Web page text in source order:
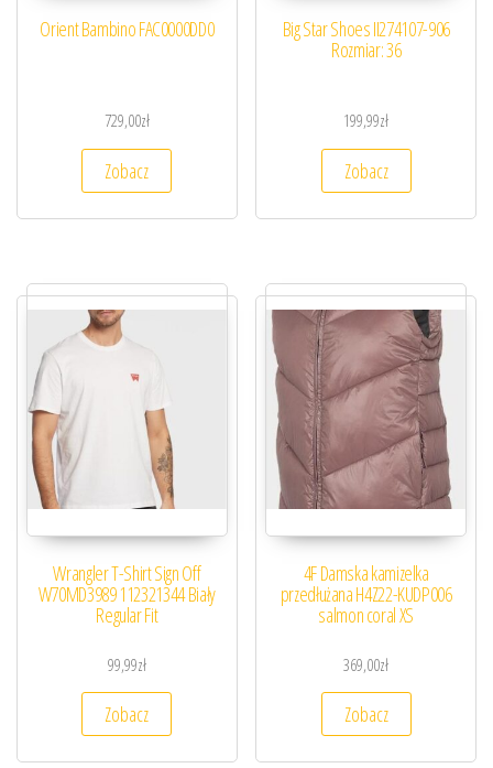
Orient Bambino FAC0000DD0
729,00zł
Zobacz
Big Star Shoes II274107-906
Rozmiar: 36
199,99zł
Zobacz
Wrangler T-Shirt Sign Off
W70MD3989 112321344 Biały
Regular Fit
99,99zł
Zobacz
4F Damska kamizelka
przedłużana H4Z22-KUDP006
salmon coral XS
369,00zł
Zobacz